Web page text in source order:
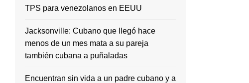
TPS para venezolanos en EEUU
Jacksonville: Cubano que llegó hace
menos de un mes mata a su pareja
también cubana a puñaladas
Encuentran sin vida a un padre cubano y a